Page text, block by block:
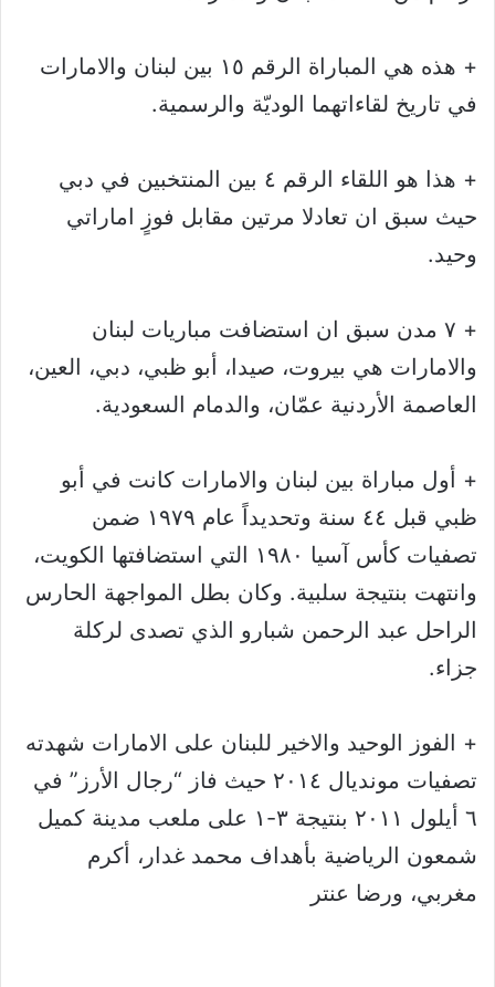
+ هذه هي المباراة الرقم ١٥ بين لبنان والامارات
في تاريخ لقاءاتهما الوديّة والرسمية.
+ هذا هو اللقاء الرقم ٤ بين المنتخبين في دبي
حيث سبق ان تعادلا مرتين مقابل فوزٍ اماراتي
وحيد.
+ ٧ مدن سبق ان استضافت مباريات لبنان
والامارات هي بيروت، صيدا، أبو ظبي، دبي، العين،
العاصمة الأردنية عمّان، والدمام السعودية.
+ أول مباراة بين لبنان والامارات كانت في أبو
ظبي قبل ٤٤ سنة وتحديداً عام ١٩٧٩ ضمن
تصفيات كأس آسيا ١٩٨٠ التي استضافتها الكويت،
وانتهت بنتيجة سلبية. وكان بطل المواجهة الحارس
الراحل عبد الرحمن شبارو الذي تصدى لركلة
جزاء.
+ الفوز الوحيد والاخير للبنان على الامارات شهدته
تصفيات مونديال ٢٠١٤ حيث فاز “رجال الأرز” في
٦ أيلول ٢٠١١ بنتيجة ٣-١ على ملعب مدينة كميل
شمعون الرياضية بأهداف محمد غدار، أكرم
مغربي، ورضا عنتر